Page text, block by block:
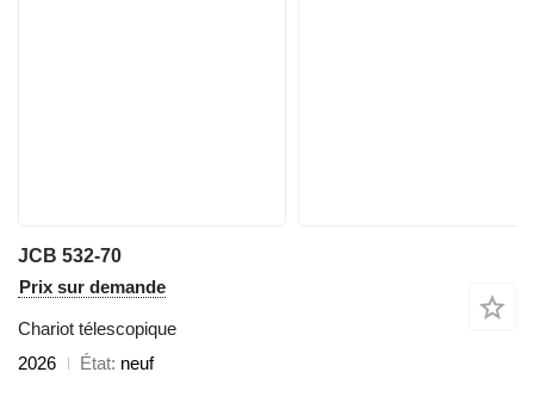
JCB 532-70
Prix sur demande
Chariot télescopique
2026
État neuf